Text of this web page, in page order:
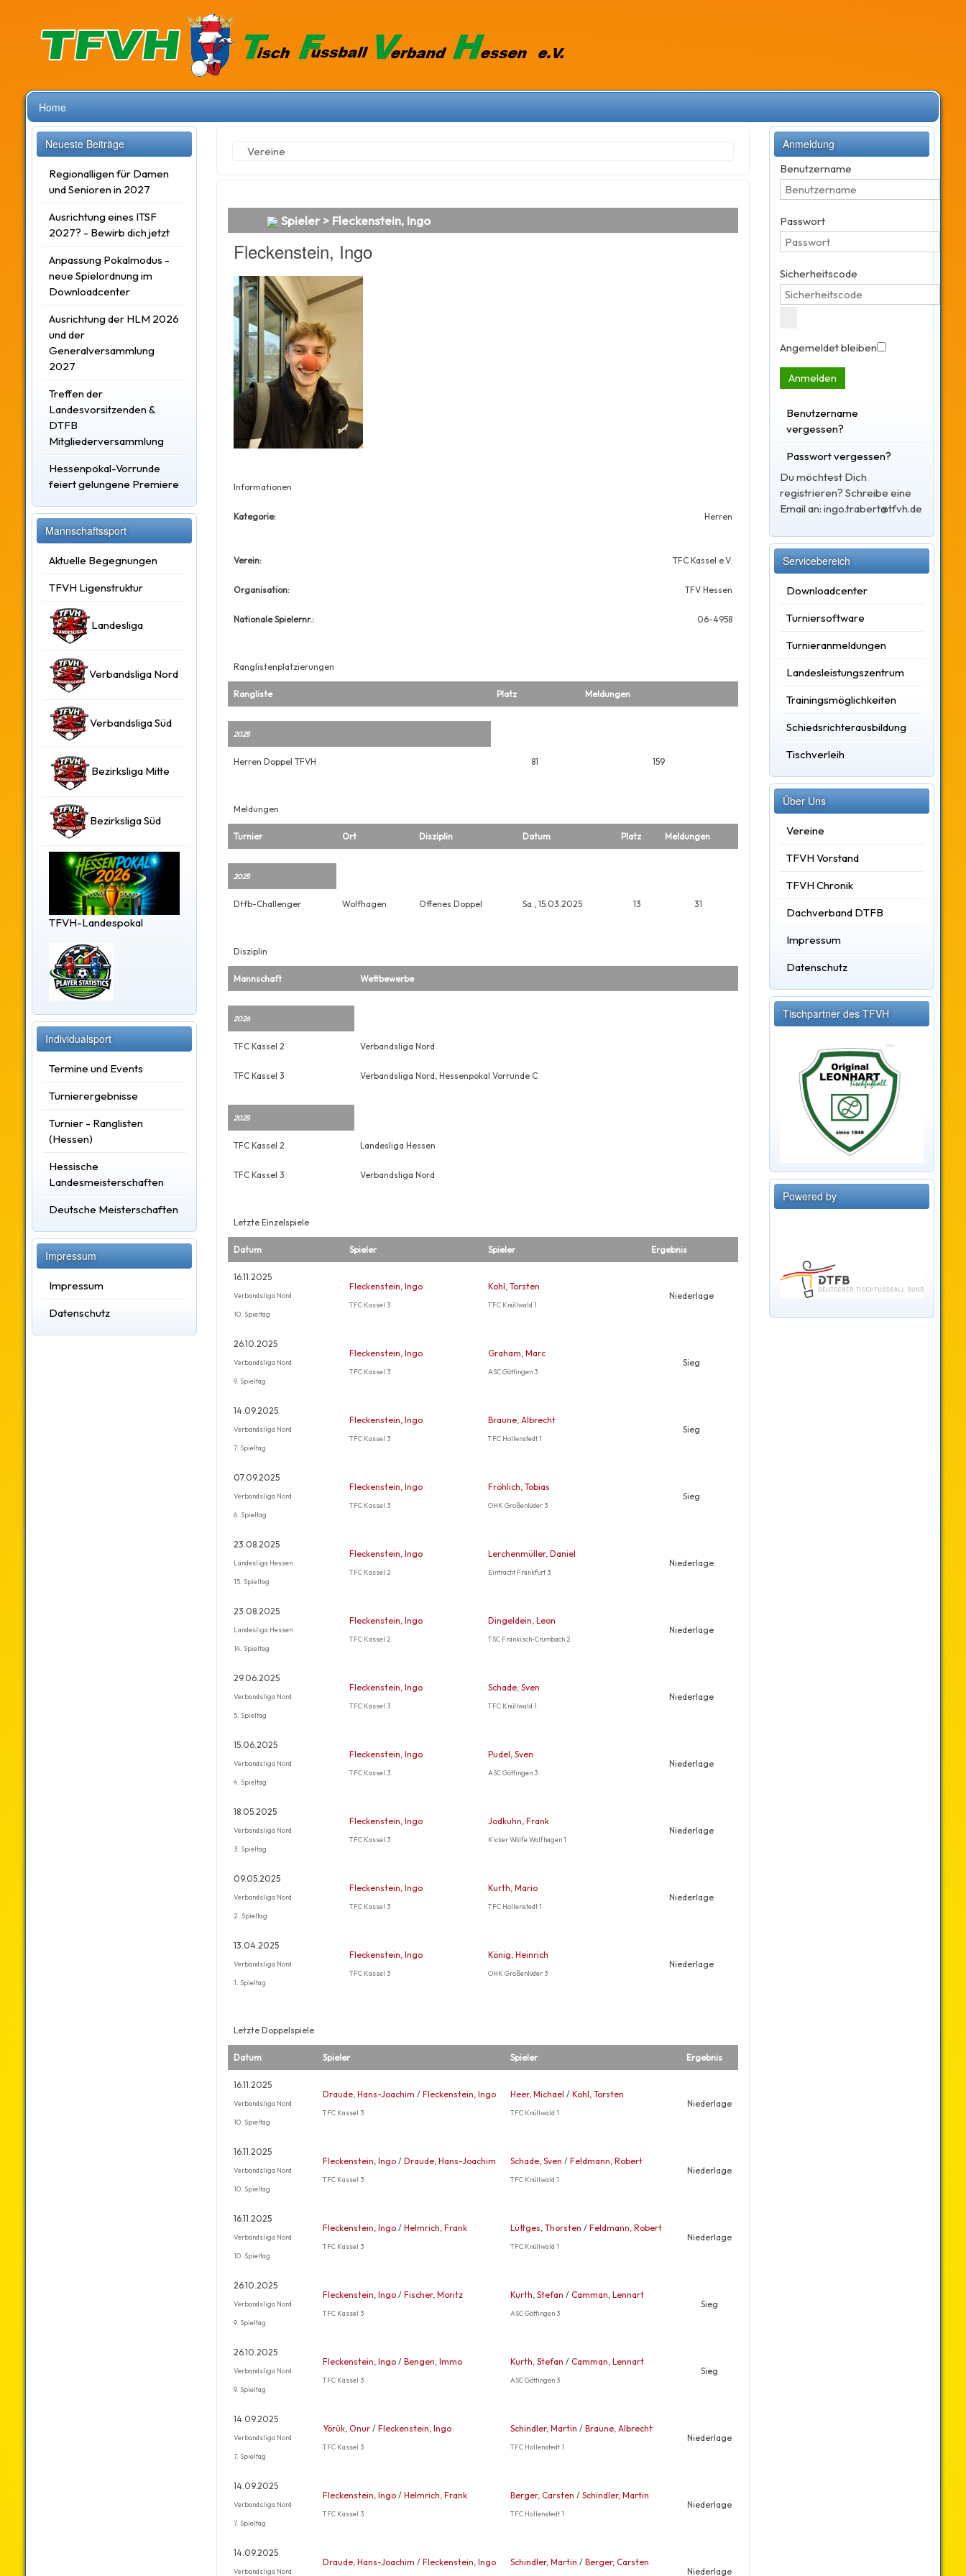
Home
Neueste Beiträge
Regionalligen für Damen
und Senioren in 2027
Ausrichtung eines ITSF
2027? - Bewirb dich jetzt
Anpassung Pokalmodus -
neue Spielordnung im
Downloadcenter
Ausrichtung der HLM 2026
und der
Generalversammlung
2027
Treffen der
Landesvorsitzenden &
DTFB
Mitgliederversammlung
Hessenpokal-Vorrunde
feiert gelungene Premiere
Mannschaftssport
Aktuelle Begegnungen
TFVH Ligenstruktur
Landesliga
Verbandsliga Nord
Verbandsliga Süd
Bezirksliga Mitte
Bezirksliga Süd
TFVH-Landespokal
Individualsport
Termine und Events
Turnierergebnisse
Turnier - Ranglisten
(Hessen)
Hessische
Landesmeisterschaften
Deutsche Meisterschaften
Impressum
Impressum
Datenschutz
Vereine
Spieler > Fleckenstein, Ingo
Fleckenstein, Ingo
Informationen
Kategorie: Herren
Verein: TFC Kassel e.V.
Organisation: TFV Hessen
Nationale Spielernr.: 06-4958
Ranglistenplatzierungen
Rangliste Platz Meldungen
2025
Herren Doppel TFVH 81 159
Meldungen
Turnier Ort Disziplin Datum Platz Meldungen
2025
Dtfb-Challenger Wolfhagen Offenes Doppel Sa., 15.03.2025 13 31
Disziplin
Mannschaft Wettbewerbe
2026
TFC Kassel 2 Verbandsliga Nord
TFC Kassel 3 Verbandsliga Nord, Hessenpokal Vorrunde C
2025
TFC Kassel 2 Landesliga Hessen
TFC Kassel 3 Verbandsliga Nord
Letzte Einzelspiele
Datum Spieler Spieler Ergebnis
16.11.2025
Verbandsliga Nord
10. Spieltag
Fleckenstein, Ingo
TFC Kassel 3
Kohl, Torsten
TFC Knüllwald 1
Niederlage
26.10.2025
Verbandsliga Nord
9. Spieltag
Fleckenstein, Ingo
TFC Kassel 3
Graham, Marc
ASC Göttingen 3
Sieg
14.09.2025
Verbandsliga Nord
7. Spieltag
Fleckenstein, Ingo
TFC Kassel 3
Braune, Albrecht
TFC Hollenstedt 1
Sieg
07.09.2025
Verbandsliga Nord
6. Spieltag
Fleckenstein, Ingo
TFC Kassel 3
Fröhlich, Tobias
OHK Großenlüder 3
Sieg
23.08.2025
Landesliga Hessen
15. Spieltag
Fleckenstein, Ingo
TFC Kassel 2
Lerchenmüller, Daniel
Eintracht Frankfurt 3
Niederlage
23.08.2025
Landesliga Hessen
14. Spieltag
Fleckenstein, Ingo
TFC Kassel 2
Dingeldein, Leon
TSC Fränkisch-Crumbach 2
Niederlage
29.06.2025
Verbandsliga Nord
5. Spieltag
Fleckenstein, Ingo
TFC Kassel 3
Schade, Sven
TFC Knüllwald 1
Niederlage
15.06.2025
Verbandsliga Nord
4. Spieltag
Fleckenstein, Ingo
TFC Kassel 3
Pudel, Sven
ASC Göttingen 3
Niederlage
18.05.2025
Verbandsliga Nord
3. Spieltag
Fleckenstein, Ingo
TFC Kassel 3
Jodkuhn, Frank
Kicker Wölfe Wolfhagen 1
Niederlage
09.05.2025
Verbandsliga Nord
2. Spieltag
Fleckenstein, Ingo
TFC Kassel 3
Kurth, Mario
TFC Hollenstedt 1
Niederlage
13.04.2025
Verbandsliga Nord
1. Spieltag
Fleckenstein, Ingo
TFC Kassel 3
König, Heinrich
OHK Großenlüder 3
Niederlage
Letzte Doppelspiele
Datum Spieler Spieler Ergebnis
16.11.2025
Verbandsliga Nord
10. Spieltag
Draude, Hans-Joachim / Fleckenstein, Ingo
TFC Kassel 3
Heer, Michael / Kohl, Torsten
TFC Knüllwald 1
Niederlage
16.11.2025
Verbandsliga Nord
10. Spieltag
Fleckenstein, Ingo/ Draude, Hans-Joachim
TFC Kassel 3
Schade, Sven / Feldmann, Robert
TFC Knüllwald 1
Niederlage
16.11.2025
Verbandsliga Nord
10. Spieltag
Fleckenstein, Ingo/ Helmrich, Frank
TFC Kassel 3
Lüttges, Thorsten / Feldmann, Robert
TFC Knüllwald 1
Niederlage
26.10.2025
Verbandsliga Nord
9. Spieltag
Fleckenstein, Ingo/ Fischer, Moritz
TFC Kassel 3
Kurth, Stefan / Camman, Lennart
ASC Göttingen 3
Sieg
26.10.2025
Verbandsliga Nord
9. Spieltag
Fleckenstein, Ingo/ Bengen, Immo
TFC Kassel 3
Kurth, Stefan / Camman, Lennart
ASC Göttingen 3
Sieg
14.09.2025
Verbandsliga Nord
7. Spieltag
Yörük, Onur/ Fleckenstein, Ingo
TFC Kassel 3
Schindler, Martin / Braune, Albrecht
TFC Hollenstedt 1
Niederlage
14.09.2025
Verbandsliga Nord
7. Spieltag
Fleckenstein, Ingo/ Helmrich, Frank
TFC Kassel 3
Berger, Carsten / Schindler, Martin
TFC Hollenstedt 1
Niederlage
14.09.2025
Verbandsliga Nord
Draude, Hans-Joachim / Fleckenstein, Ingo Schindler, Martin / Berger, Carsten
Niederlage
Anmeldung
Benutzername
Passwort
Sicherheitscode
Angemeldet bleiben
Anmelden
Benutzername
vergessen?
Passwort vergessen?
Du möchtest Dich
registrieren? Schreibe eine
Email an: ingo.trabert@tfvh.de
Servicebereich
Downloadcenter
Turniersoftware
Turnieranmeldungen
Landesleistungszentrum
Trainingsmöglichkeiten
Schiedsrichterausbildung
Tischverleih
Über Uns
Vereine
TFVH Vorstand
TFVH Chronik
Dachverband DTFB
Impressum
Datenschutz
Tischpartner des TFVH
Powered by